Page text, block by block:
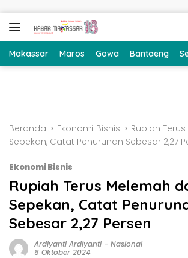
Makassar Maros Gowa Bantaeng
Beranda Ekonomi Bisnis
Rupiah
Sepekan, Catat Penurunan Sebesar 2,27
Ekonomi Bisnis
Rupiah Terus Melemah
Sepekan, Catat
Sebesar 2,27 Persen
Ardiyanti Ardiyanti- Nasional
6 Oktober 2024